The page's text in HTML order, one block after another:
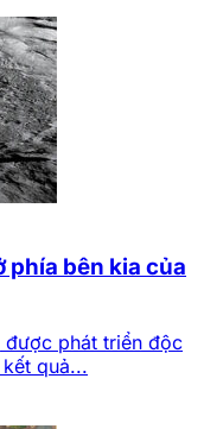
phía bên kia của
được phát triển độc
quả...